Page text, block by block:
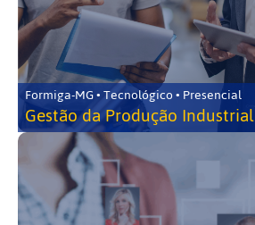
Formiga-MG • Tecnológico • Presencial
Gestão da Produção Industrial